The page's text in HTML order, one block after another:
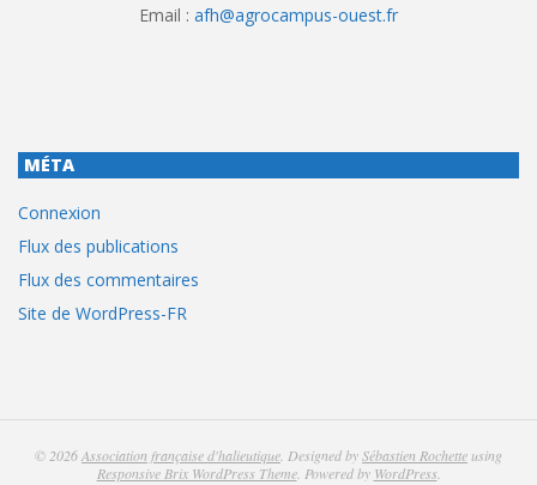
Email : afh@agrocampus-ouest.fr
MÉTA
Connexion
Flux des publications
Flux des commentaires
Site de WordPress-FR
© 2026Association française d'halieutique. Designed bySébastien Rochetteusing
Responsive Brix WordPress Theme. Powered by WordPress.